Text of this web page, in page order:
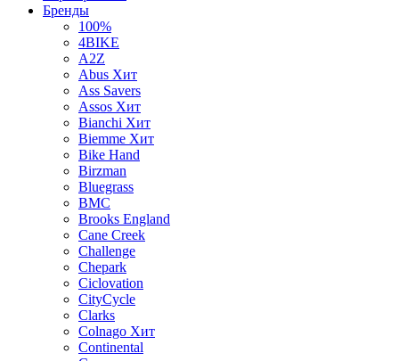
Бренды
100%
4BIKE
A2Z
Abus Хит
Ass Savers
Assos Хит
Bianchi Хит
Biemme Хит
Bike Hand
Birzman
Bluegrass
BMC
Brooks England
Cane Creek
Challenge
Chepark
Ciclovation
CityCycle
Clarks
Colnago Хит
Continental